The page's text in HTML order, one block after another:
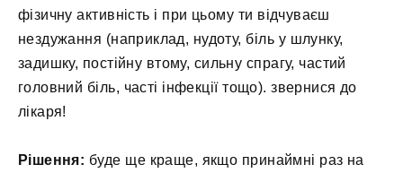
фізичну активність і при цьому ти відчуваєш
нездужання (наприклад, нудоту, біль у шлунку,
задишку, постійну втому, сильну спрагу, частий
головний біль, часті інфекції тощо). звернися до
лікаря!
Рішення: буде ще краще, якщо принаймні раз на